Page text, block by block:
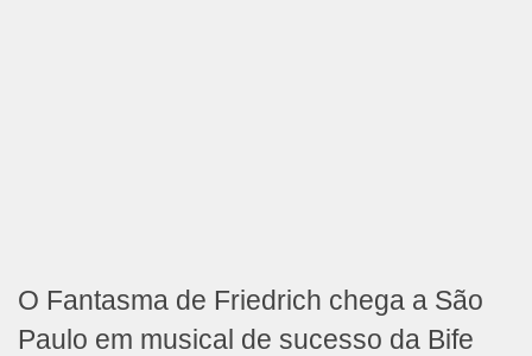
O Fantasma de Friedrich chega a São
Paulo em musical de sucesso da Bife